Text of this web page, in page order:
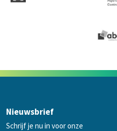
Nieuwsbrief
Schrijf je nu in voor onze